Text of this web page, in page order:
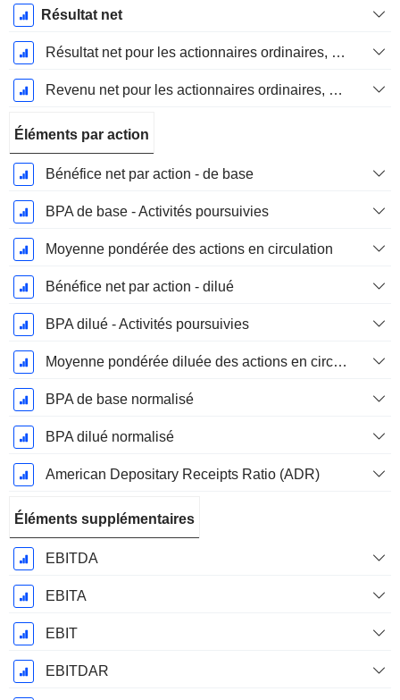
Résultat net
Résultat net pour les actionnaires ordinaires, éléments exceptionnels inclus.
Revenu net pour les actionnaires ordinaires, hors éléments exceptionnelsRésultat net pour les actionnaires ordinaires, éléments exceptionnels exclus.
Éléments par action
Bénéfice net par action - de base
BPA de base - Activités poursuivies
Moyenne pondérée des actions en circulation
Bénéfice net par action - dilué
BPA dilué - Activités poursuivies
Moyenne pondérée diluée des actions en circulation
BPA de base normalisé
BPA dilué normalisé
American Depositary Receipts Ratio (ADR)
Éléments supplémentaires
EBITDA
EBITA
EBIT
EBITDAR